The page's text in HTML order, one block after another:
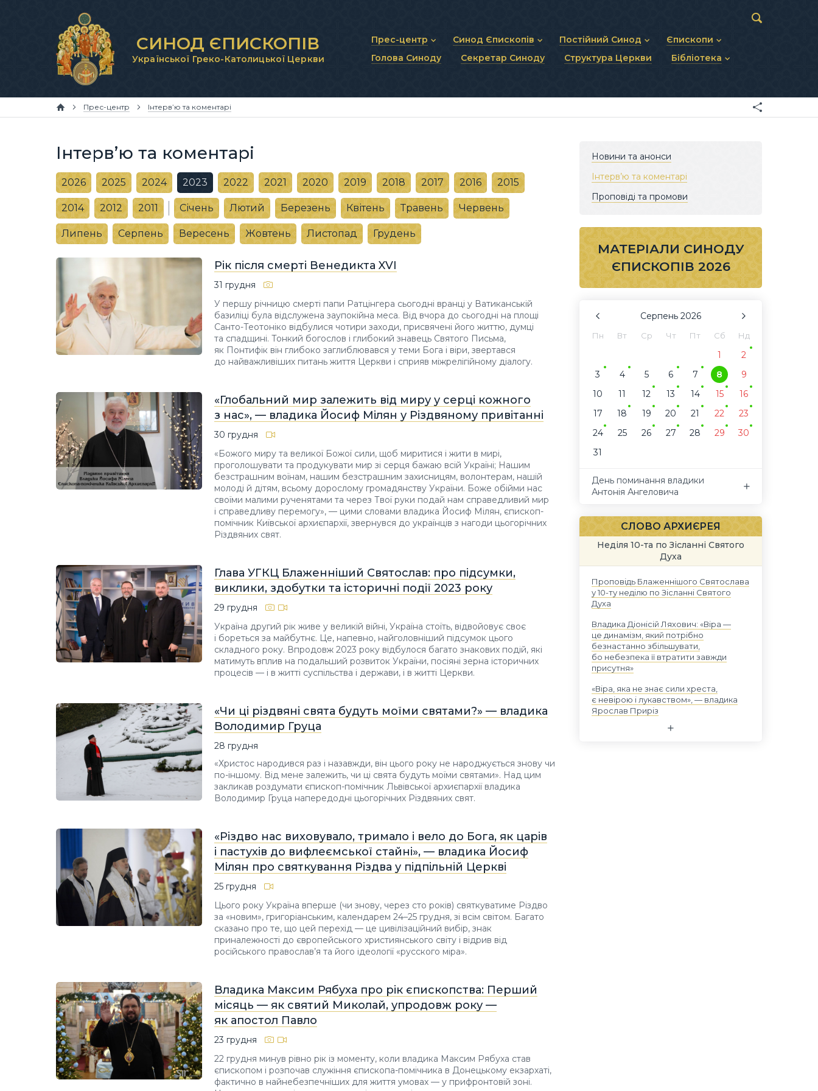
СИНОД ЄПИСКОПІВ
Української Греко-Католицької Церкви
Прес-центр
Новини та анонси
Синод Єпископів
Статут Синоду Єпископів
Синодальні органи
Постійний Синод
Статут Постійного Синоду
Єпископи
Діючі єпископи
Голова Синоду Секретар Синоду Структура Церкви Бібліотека
Матеріали Синодів
Прес-центр Інтерв’ю та коментарі
Інтерв’ю та коментарі
2026 2025 2024 2023 2022 2021 2020 2019 2018 2017 2016 2015
2014 2012 2011 Січень Лютий Березень Квітень Травень Червень
Липень Серпень Вересень Жовтень Листопад Грудень
Рік після смерті Венедикта XVI
31 грудня
У першу річницю смерті папи Ратцінгера сьогодні вранці у Ватиканській
базиліці була відслужена заупокійна меса. Від вчора до сьогодні на площі
Санто-Теотоніко відбулися чотири заходи, присвячені його життю, думці
та спадщині. Тонкий богослов і глибокий знавець Святого Письма,
як Понтифік він глибоко заглиблювався у теми Бога і віри, звертався
до найважливіших питань життя Церкви і сприяв міжрелігійному діалогу.
«Глобальний мир залежить від миру у серці кожного
з нас», — владика Йосиф Мілян у Різдвяному привітанні
30 грудня
«Божого миру та великої Божої сили, щоб миритися і жити в мирі,
проголошувати та продукувати мир зі серця бажаю всій Україні; Нашим
безстрашним воїнам, нашим безстрашним захисницям, волонтерам, нашій
молоді й дітям, всьому дорослому громадянству України. Боже обійми нас
своїми малими рученятами та через Твої руки подай нам справедливий мир
і справедливу перемогу», — цими словами владика Йосиф Мілян, єпископ-
помічник Київської архиєпархії, звернувся до українців з нагоди цьогорічних
Різдвяних свят.
Глава УГКЦ Блаженніший Святослав: про підсумки,
виклики, здобутки та історичні події 2023 року
29 грудня
Україна другий рік живе у великій війні, Україна стоїть, відвойовує своє
і бореться за майбутнє. Це, напевно, найголовніший підсумок цього
складного року. Впродовж 2023 року відбулося багато знакових подій, які
матимуть вплив на подальший розвиток України, посіяні зерна історичних
процесів — і в житті суспільства і держави, і в житті Церкви.
«Чи ці різдвяні свята будуть моїми святами?» — владика
Володимир Груца
28 грудня
«Христос народився раз і назавжди, він цього року не народжується знову чи
по-іншому. Від мене залежить, чи ці свята будуть моїми святами». Над цим
закликав роздумати єпископ-помічник Львівської архиєпархії владика
Володимир Груца напередодні цьогорічних Різдвяних свят.
«Різдво нас виховувало, тримало і вело до Бога, як царів
і пастухів до вифлеємської стайні», — владика Йосиф
Мілян про святкування Різдва у підпільній Церкві
25 грудня
Цього року Україна вперше (чи знову, через сто років) святкуватиме Різдво
за «новим», григоріанським, календарем 24–25 грудня, зі всім світом. Багато
сказано про те, що цей перехід — це цивілізаційний вибір, знак
приналежності до європейського християнського світу і відрив від
російського православ’я та його ідеології «русского міра».
Владика Максим Рябуха про рік єпископства: Перший
місяць — як святий Миколай, упродовж року —
як апостол Павло
23 грудня
22 грудня минув рівно рік із моменту, коли владика Максим Рябуха став
єпископом і розпочав служіння єпископа-помічника в Донецькому екзархаті,
фактично в найнебезпечніших для життя умовах — у прифронтовій зоні.
Новини та анонси
Інтерв’ю та коментарі
Проповіді та промови
МАТЕРІАЛИ СИНОДУ
ЄПИСКОПІВ 2026
Серпень 2026
Пн Вт Ср Чт Пт Сб Нд
1
2
3
4 5 6 7 8
9
10
11 12 13 14 15
16
17
18 19 20 21 22
23
24
25 26 27 28 29
30
31
День поминання владики
Антонія Ангеловича
СЛОВО АРХИЄРЕЯ
Неділя 10-та по Зісланні Святого
Духа
Проповідь Блаженнішого Святослава
у 10-ту неділю по Зісланні Святого
Духа
Владика Діонісій Ляхович: «Віра —
це динамізм, який потрібно
безнастанно збільшувати,
бо небезпека її втратити завжди
присутня»
«Віра, яка не знає сили хреста,
є невірою і лукавством», — владика
Ярослав Приріз